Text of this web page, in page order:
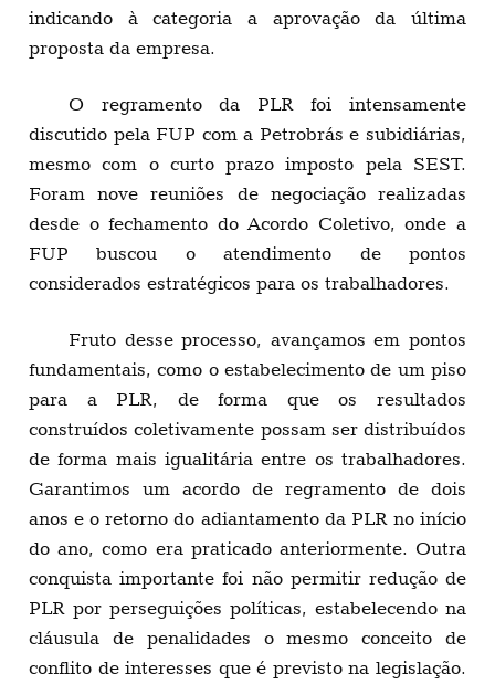
indicando à categoria a aprovação da última
proposta da empresa.
O regramento da PLR foi intensamente
discutido pela FUP com a Petrobrás e subidiárias,
mesmo com o curto prazo imposto pela SEST.
Foram nove reuniões de negociação realizadas
desde o fechamento do Acordo Coletivo, onde a
FUP buscou o atendimento de pontos
considerados estratégicos para os trabalhadores.
Fruto desse processo, avançamos em pontos
fundamentais, como o estabelecimento de um piso
para a PLR, de forma que os resultados
construídos coletivamente possam ser distribuídos
de forma mais igualitária entre os trabalhadores.
Garantimos um acordo de regramento de dois
anos e o retorno do adiantamento da PLR no início
do ano, como era praticado anteriormente. Outra
conquista importante foi não permitir redução de
PLR por perseguições políticas, estabelecendo na
cláusula de penalidades o mesmo conceito de
conflito de interesses que é previsto na legislação.